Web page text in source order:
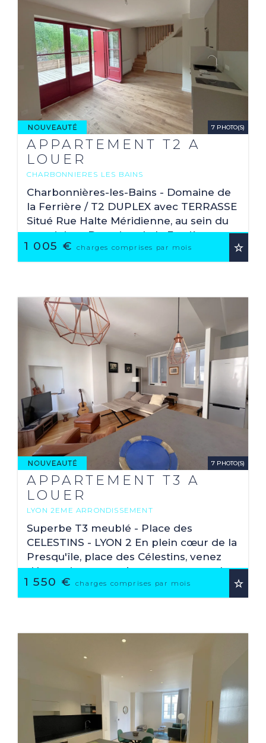
7 PHOTO(S)
APPARTEMENT T2 A
LOUER
CHARBONNIERES LES BAINS
44.54 M2
1 005 € charges comprises par mois
Charbonnières-les-Bains - Domaine de
la Ferrière / T2 DUPLEX avec TERRASSE
Situé Rue Halte Méridienne, au sein du
prestigieux Domaine de la Ferrière
entièrement réhabilité, venez découvrir
ce très ...
7 PHOTO(S)
APPARTEMENT T3 A
LOUER
LYON 2EME ARRONDISSEMENT
76.1 M2
1 550 € charges comprises par mois
Superbe T3 meublé - Place des
CELESTINS - LYON 2 En plein cœur de la
Presqu'île, place des Célestins, venez
découvrir ce superbe appartement de
type T3 de 76,10 m², entièrement
rénové et meublé avec ...